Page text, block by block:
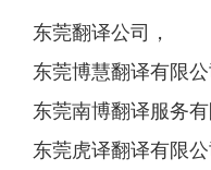
东莞翻译公司，
东莞博慧翻译有限公
东莞南博翻译服务有
东莞虎译翻译有限公